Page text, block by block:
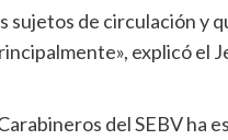
sujetos de circulación y
explicó el
del SEBV ha